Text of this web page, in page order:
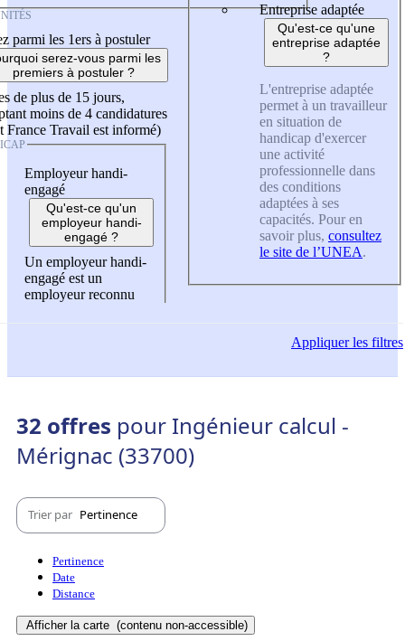
parmi les 1ers à postuler
serez-vous parmi les
premiers à postuler ?
de plus de 15 jours,
moins de 4 candidatures
France Travail est informé)
Employeur handi-
engagé
Qu'est-ce qu'un
employeur handi-
engagé ?
Un employeur handi-
engagé est un
employeur reconnu
Entreprise adaptée
Qu'est-ce qu'une
entreprise adaptée
?
L'entreprise adaptée
permet à un travailleur
en situation de
handicap d'exercer
une activité
professionnelle dans
des conditions
adaptées à ses
capacités. Pour en
savoir plus, consultez
le site de l’UNEA.
Appliquerles filtres
32 offres pour Ingénieur calcul -
Mérignac (33700)
Trier par Pertinence
Pertinence
Date
Distance
Afficher la carte (contenu non-accessible)